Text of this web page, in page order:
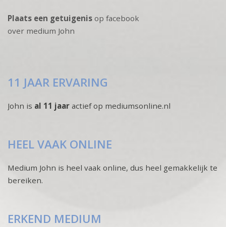
Plaats een getuigenis op facebook
over medium John
11 JAAR ERVARING
John is al 11 jaar actief op mediumsonline.nl
HEEL VAAK ONLINE
Medium John is heel vaak online, dus heel gemakkelijk te
bereiken.
ERKEND MEDIUM